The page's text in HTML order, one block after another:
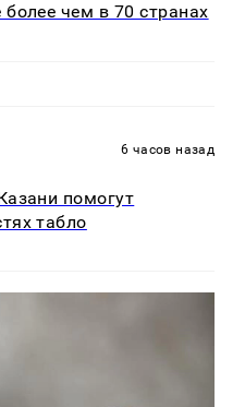
чем в 70 странах
6 часов назад
помогут
табло